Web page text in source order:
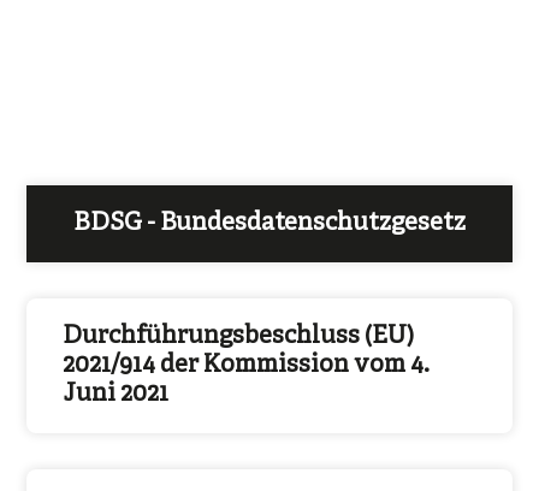
BDSG - Bundesdatenschutzgesetz
Durchführungsbeschluss (EU)
2021/914 der Kommission vom 4.
Juni 2021